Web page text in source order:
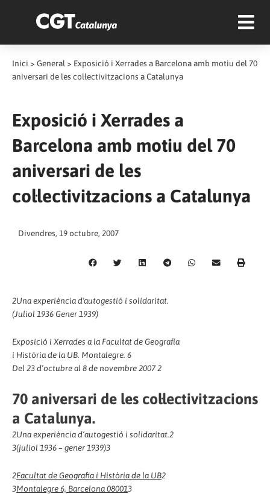
Inici > General > Exposició i Xerrades a Barcelona amb motiu del 70
aniversari de les col·lectivitzacions a Catalunya
Exposició i Xerrades a
Barcelona amb motiu del 70
aniversari de les
col·lectivitzacions a Catalunya
Divendres, 19 octubre, 2007
2Una experiència d'autogestió i solidaritat.
(Juliol 1936 Gener 1939)
Exposició i Xerrades a la Facultat de Geografía
i Història de la UB. Montalegre. 6
Del 23 d’octubre al 8 de novembre 2007 2
70 aniversari de les col·lectivitzacions
a Catalunya.
2Una experiència d’autogestió i solidaritat.2
3(juliol 1936 – gener 1939)3
2Facultat de Geografia i Història de la UB2
3Montalegre 6, Barcelona 080013